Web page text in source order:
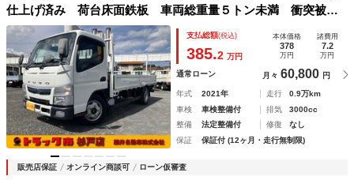
仕上げ済み 荷台床面鉄板 車両総重量５トン未満 衝突被害
軽減ブレーキ サポートアーム 坂道発進補助 Ｂｌｕｅｔｏ
ｏｔｈ連動ラジオ １年間走行距離無制限保証付き
支払総額(税込)
385.2 万円
本体価格
378
万円
諸費用
7.2
万円
通常ローン 月々 60,800 円
年式 2021年 走行
0.9万km
車検
車検整備付 排気
3000cc
整備
法定整備付 修復
なし
保証
保証付 (12ヶ月・走行無制限)
販売店保証 オンライン商談可 ローン仮審査